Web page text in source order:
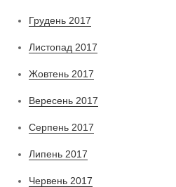
Грудень 2017
Листопад 2017
Жовтень 2017
Вересень 2017
Серпень 2017
Липень 2017
Червень 2017